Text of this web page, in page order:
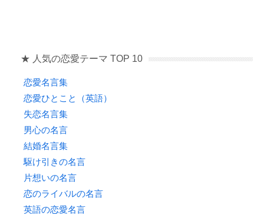
★ 人気の恋愛テーマ TOP 10
恋愛名言集
恋愛ひとこと（英語）
失恋名言集
男心の名言
結婚名言集
駆け引きの名言
片想いの名言
恋のライバルの名言
英語の恋愛名言